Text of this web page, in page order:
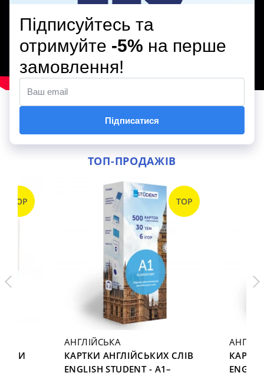
ТОП-ПРОДАЖІВ
TOP TOP
АНГЛІЙСЬКА
КАРТКИ АНГЛІЙСЬКИХ СЛІВ
ENGLISH STUDENT - A1–